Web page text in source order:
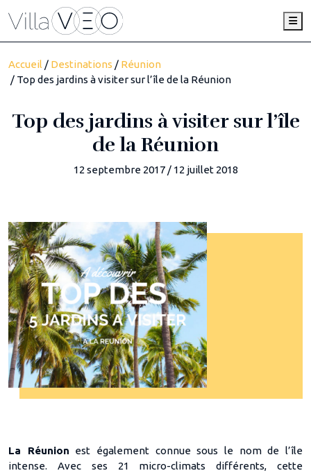
Accueil / Destinations / Réunion
/ Top des jardins à visiter sur l’île de la Réunion
Top des jardins à visiter sur l’île
de la Réunion
12 septembre 2017 / 12 juillet 2018
La Réunion est également connue sous le nom de l’île
intense. Avec ses 21 micro-climats différents, cette